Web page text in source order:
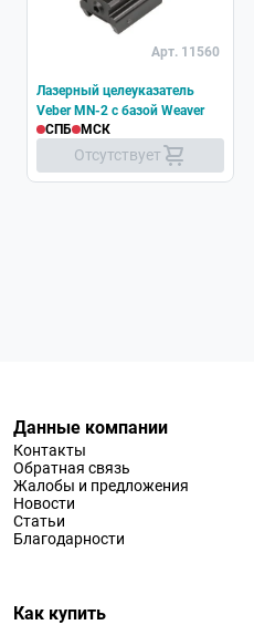
Арт. 11560
Лазерный целеуказатель
Veber MN-2 с базой Weaver
СПБ
МСК
Отсутствует
Данные компании
Контакты
Обратная связь
Жалобы и предложения
Новости
Статьи
Благодарности
Как купить